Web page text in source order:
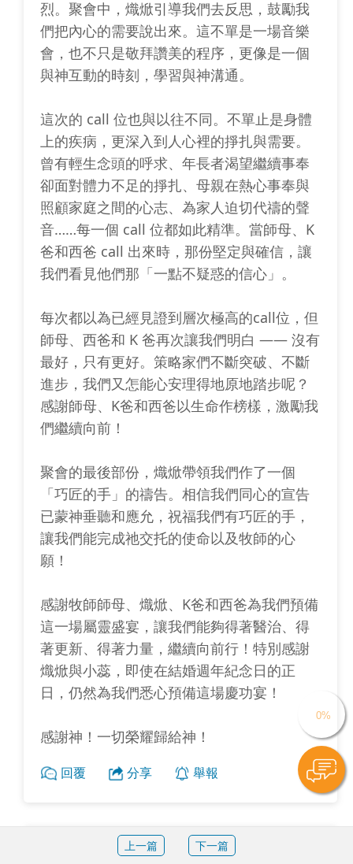
烈。聚會中，熾焮引導我們去反思，鼓勵我
們把內心的需要說出來。這不單是一場音樂
會，也不只是敬拜讚美的程序，更像是一個
與神互動的時刻，學習與神溝通。
這次的 call 位也與以往不同。不單止是身體
上的疾病，更深入到人心裡的掙扎與需要。
曾有輕生念頭的呼求、年長者渴望繼續事奉
卻面對體力不足的掙扎、母親在熱心事奉與
照顧家庭之間的心志、為家人迫切代禱的聲
音……每一個 call 位都如此精準。當師母、K
爸和西爸 call 出來時，那份堅定與確信，讓
我們看見他們那「一點不疑惑的信心」。
每次都以為已經見證到層次極高的call位，但
師母、西爸和 K 爸再次讓我們明白 —— 沒有
最好，只有更好。策略家們不斷突破、不斷
進步，我們又怎能心安理得地原地踏步呢？
感謝師母、K爸和西爸以生命作榜樣，激勵我
們繼續向前！
聚會的最後部份，熾焮帶領我們作了一個
「巧匠的手」的禱告。相信我們同心的宣告
已蒙神垂聽和應允，祝福我們有巧匠的手，
讓我們能完成祂交托的使命以及牧師的心
願！
感謝牧師師母、熾焮、K爸和西爸為我們預備
這一場屬靈盛宴，讓我們能夠得著醫治、得
著更新、得著力量，繼續向前行！特別感謝
熾焮與小蕊，即使在結婚週年紀念日的正
日，仍然為我們悉心預備這場慶功宴！
感謝神！一切榮耀歸給神！
回覆 分享 舉報
Cecily · Peace (鄭美娥 Z-10A)
上一篇 下一篇